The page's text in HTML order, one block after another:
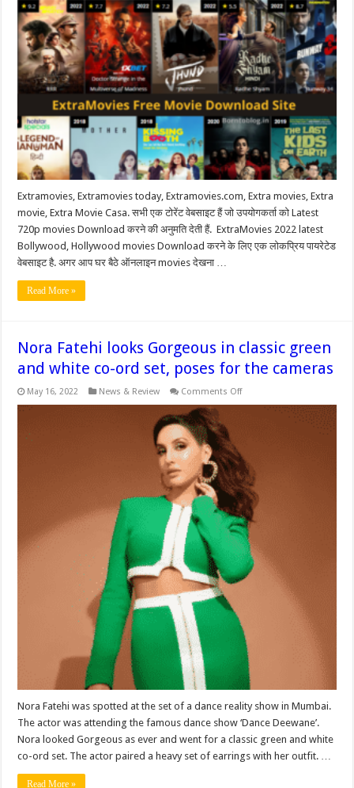
2022
Download
HD
Bollywood
Movies
In
720p
Extra
movie,
Extramovie.Com,
Extramovies
Casa,
Extramovie.in
Extramovies, Extramovies today, Extramovies.com, Extra movies, Extra
movie, Extra Movie Casa. सभी एक टोरेंट वेबसाइट हैं जो उपयोगकर्ता को Latest
720p movies Download करने की अनुमति देती हैं. ExtraMovies 2022 latest
Bollywood, Hollywood movies Download करने के लिए एक लोकप्रिय पायरेटेड
वेबसाइट है. अगर आप घर बैठे ऑनलाइन movies देखना …
Read More »
Nora Fatehi looks Gorgeous in classic green
and white co-ord set, poses for the cameras
May 16, 2022 News & Review Comments Offon
green
and
white
co-
ord
set,
poses
for
the
cameras
Nora Fatehi was spotted at the set of a dance reality show in Mumbai.
The actor was attending the famous dance show ‘Dance Deewane’.
Nora looked Gorgeous as ever and went for a classic green and white
co-ord set. The actor paired a heavy set of earrings with her outfit. …
Read More »